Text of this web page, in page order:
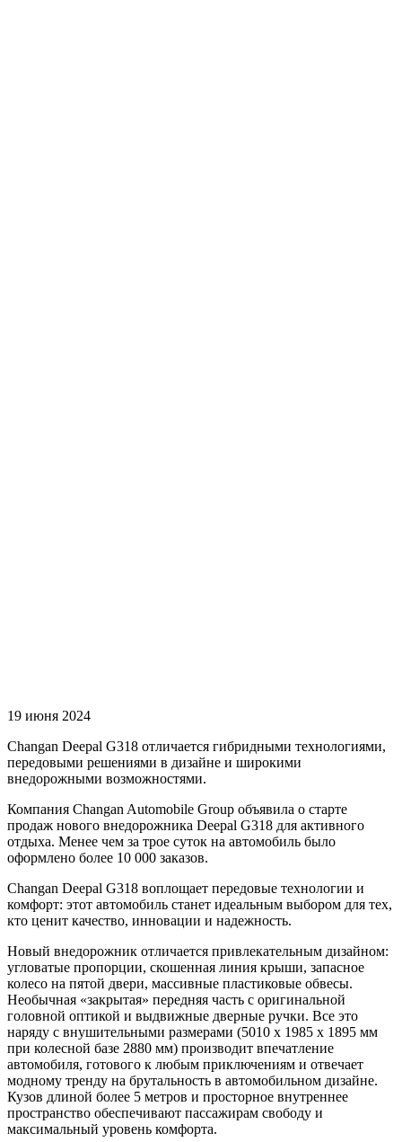
19 июня 2024
Changan Deepal G318 отличается гибридными технологиями,
передовыми решениями в дизайне и широкими
внедорожными возможностями.
Компания Changan Automobile Group объявила о старте
продаж нового внедорожника Deepal G318 для активного
отдыха. Менее чем за трое суток на автомобиль было
оформлено более 10 000 заказов.
Changan Deepal G318 воплощает передовые технологии и
комфорт: этот автомобиль станет идеальным выбором для тех,
кто ценит качество, инновации и надежность.
Новый внедорожник отличается привлекательным дизайном:
угловатые пропорции, скошенная линия крыши, запасное
колесо на пятой двери, массивные пластиковые обвесы.
Необычная «закрытая» передняя часть с оригинальной
головной оптикой и выдвижные дверные ручки. Все это
наряду с внушительными размерами (5010 х 1985 х 1895 мм
при колесной базе 2880 мм) производит впечатление
автомобиля, готового к любым приключениям и отвечает
модному тренду на брутальность в автомобильном дизайне.
Кузов длиной более 5 метров и просторное внутреннее
пространство обеспечивают пассажирам свободу и
максимальный уровень комфорта.